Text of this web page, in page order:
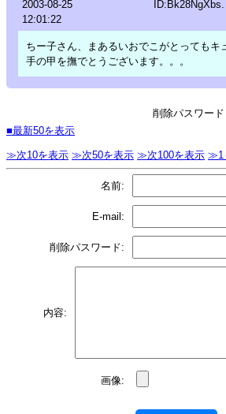
2003-08-25
12:01:22
ID:Bk28NgXbs.
ちー子さん、まあるいおでこがとってもキ
手の甲を撫でとうございます。。。
削除パスワード
■最新50を表示
≫次10を表示 ≫次50を表示 ≫次100を表示 ≫1
名前:
E-mail:
削除パスワード:
内容:
画像: